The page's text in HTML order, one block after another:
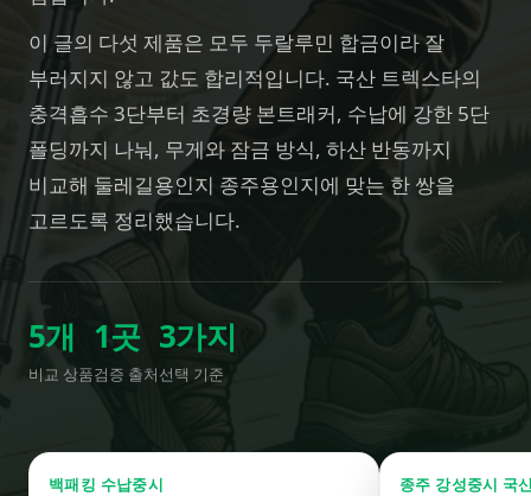
이 글의 다섯 제품은 모두 두랄루민 합금이라 잘
부러지지 않고 값도 합리적입니다. 국산 트렉스타의
충격흡수 3단부터 초경량 본트래커, 수납에 강한 5단
폴딩까지 나눠, 무게와 잠금 방식, 하산 반동까지
비교해 둘레길용인지 종주용인지에 맞는 한 쌍을
고르도록 정리했습니다.
5개
비교 상품
1곳
검증 출처
3가지
선택 기준
백패킹 수납중시 종주 강성중시 국